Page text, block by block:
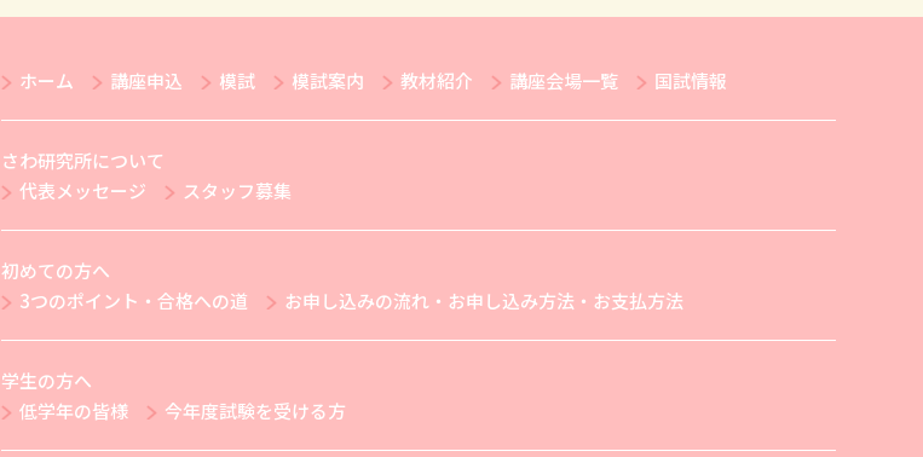
ホーム 講座申込 模試 模試案内 教材紹介 講座会場一覧 国試情報
さわ研究所について
代表メッセージ
スタッフ募集
初めての方へ
3つのポイント・合格への道
お申し込みの流れ・お申し込み方法・お支払方法
学生の方へ
低学年の皆様
今年度試験を受ける方